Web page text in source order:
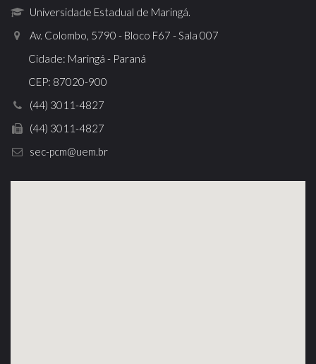
Universidade Estadual de Maringá.
Av. Colombo, 5790 - Bloco F67 - Sala 007
Cidade: Maringá - Paraná
CEP: 87020-900
(44) 3011-4827
(44) 3011-4827
sec-pcm@uem.br